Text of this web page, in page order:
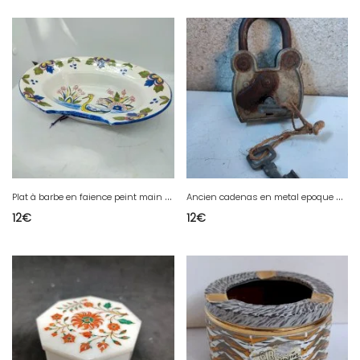
P
lat à barbe en faience peint main signé Charolles en bon etat
12€
A
ncien cadenas en metal epoque a definir avec ses deux cles en bon etat
12€